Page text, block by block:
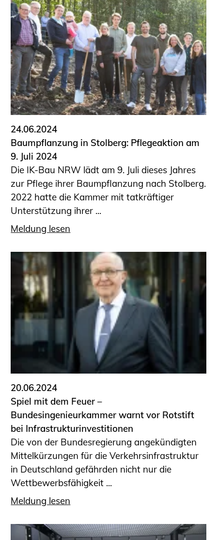
24.06.2024
Baumpflanzung in Stolberg: Pflegeaktion am
9. Juli 2024
Die IK-Bau NRW lädt am 9. Juli dieses Jahres
zur Pflege ihrer Baumpflanzung nach Stolberg.
2022 hatte die Kammer mit tatkräftiger
Unterstützung ihrer ...
Meldung lesen
20.06.2024
Spiel mit dem Feuer –
Bundesingenieurkammer warnt vor Rotstift
bei Infrastrukturinvestitionen
Die von der Bundesregierung angekündigten
Mittelkürzungen für die Verkehrsinfrastruktur
in Deutschland gefährden nicht nur die
Wettbewerbsfähigkeit ...
Meldung lesen